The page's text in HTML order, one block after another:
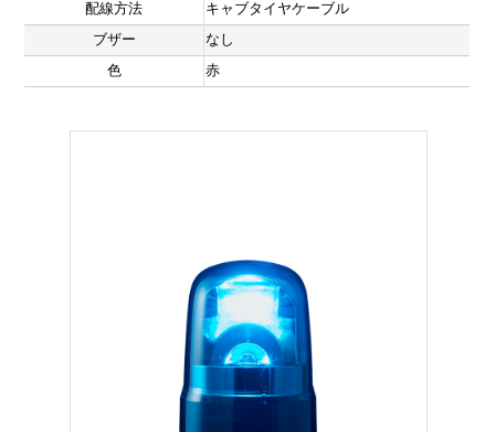
配線方法
キャブタイヤケーブル
ブザー
なし
色
赤